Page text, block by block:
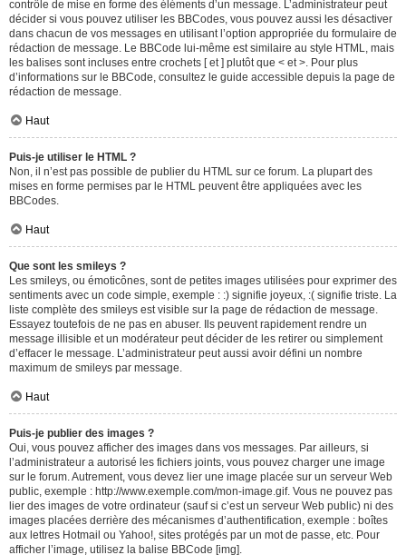
contrôle de mise en forme des éléments d’un message. L’administrateur peut
décider si vous pouvez utiliser les BBCodes, vous pouvez aussi les désactiver
dans chacun de vos messages en utilisant l’option appropriée du formulaire de
rédaction de message. Le BBCode lui-même est similaire au style HTML, mais
les balises sont incluses entre crochets [ et ] plutôt que < et >. Pour plus
d’informations sur le BBCode, consultez le guide accessible depuis la page de
rédaction de message.
Haut
Puis-je utiliser le HTML ?
Non, il n’est pas possible de publier du HTML sur ce forum. La plupart des
mises en forme permises par le HTML peuvent être appliquées avec les
BBCodes.
Haut
Que sont les smileys ?
Les smileys, ou émoticônes, sont de petites images utilisées pour exprimer des
sentiments avec un code simple, exemple : :) signifie joyeux, :( signifie triste. La
liste complète des smileys est visible sur la page de rédaction de message.
Essayez toutefois de ne pas en abuser. Ils peuvent rapidement rendre un
message illisible et un modérateur peut décider de les retirer ou simplement
d’effacer le message. L’administrateur peut aussi avoir défini un nombre
maximum de smileys par message.
Haut
Puis-je publier des images ?
Oui, vous pouvez afficher des images dans vos messages. Par ailleurs, si
l’administrateur a autorisé les fichiers joints, vous pouvez charger une image
sur le forum. Autrement, vous devez lier une image placée sur un serveur Web
public, exemple : http://www.exemple.com/mon-image.gif. Vous ne pouvez pas
lier des images de votre ordinateur (sauf si c’est un serveur Web public) ni des
images placées derrière des mécanismes d’authentification, exemple : boîtes
aux lettres Hotmail ou Yahoo!, sites protégés par un mot de passe, etc. Pour
afficher l’image, utilisez la balise BBCode [img].